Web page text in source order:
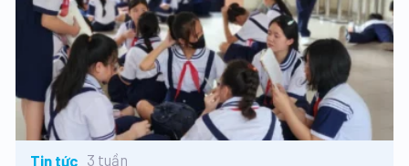
Tin tức 3 tuần